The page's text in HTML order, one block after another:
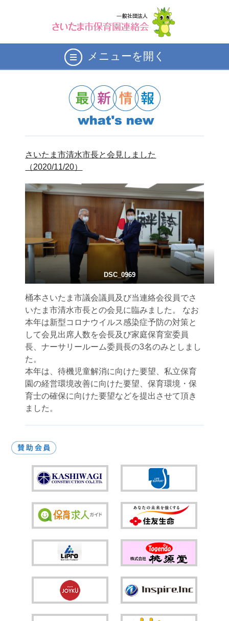
メニューを開く
さいたま市清水市長と会見しました
（2020/11/20）
DSC_0969
桶本さいたま市議会議員及び当連絡会役員でさ
いたま市清水市長との会見に臨みました。 なお
本年は新型コロナウイルス感染症予防の対策と
して会見出席人数を会長及び家庭保育室委員
長、ナーサリールーム委員長の3名のみとしまし
た。
本年は、待機児童解消に向けた要望、私立保育
園の経営環境改善に向けた要望、保育環境・保
育士の確保に向けた要望などを提出させて頂き
ました。